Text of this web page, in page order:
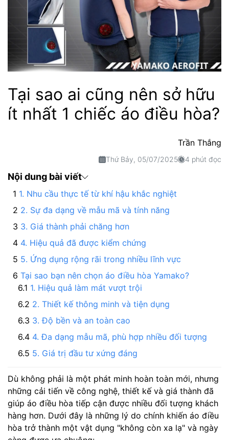
Tại sao ai cũng nên sở hữu
ít nhất 1 chiếc áo điều hòa?
Trần Thắng
Thứ Bảy, 05/07/2025 4 phút đọc
Nội dung bài viết
1. Nhu cầu thực tế từ khí hậu khắc nghiệt
2. Sự đa dạng về mẫu mã và tính năng
3. Giá thành phải chăng hơn
4. Hiệu quả đã được kiểm chứng
5. Ứng dụng rộng rãi trong nhiều lĩnh vực
Tại sao bạn nên chọn áo điều hòa Yamako?
1. Hiệu quả làm mát vượt trội
2. Thiết kế thông minh và tiện dụng
3. Độ bền và an toàn cao
4. Đa dạng mẫu mã, phù hợp nhiều đối tượng
5. Giá trị đầu tư xứng đáng
Dù không phải là một phát minh hoàn toàn mới, nhưng
những cải tiến về công nghệ, thiết kế và giá thành đã
giúp áo điều hòa tiếp cận được nhiều đối tượng khách
hàng hơn. Dưới đây là những lý do chính khiến áo điều
hòa trở thành một vật dụng "không còn xa lạ" và ngày